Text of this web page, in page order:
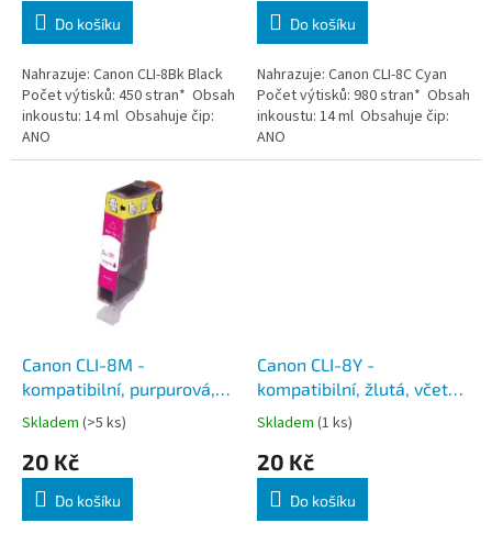
Do košíku
Nahrazuje: Canon CLI-8Bk Black
Počet výtisků: 450 stran* Obsah
inkoustu: 14 ml Obsahuje čip:
ANO
Do košíku
Nahrazuje: Canon CLI-8C Cyan
Počet výtisků: 980 stran* Obsah
inkoustu: 14 ml Obsahuje čip:
ANO
Canon CLI-8M -
kompatibilní, purpurová,
včetně čipu
Skladem (>5 ks)
20 Kč
Do košíku
Canon CLI-8Y -
kompatibilní, žlutá, včetně
čipu
Skladem (1 ks)
20 Kč
Do košíku